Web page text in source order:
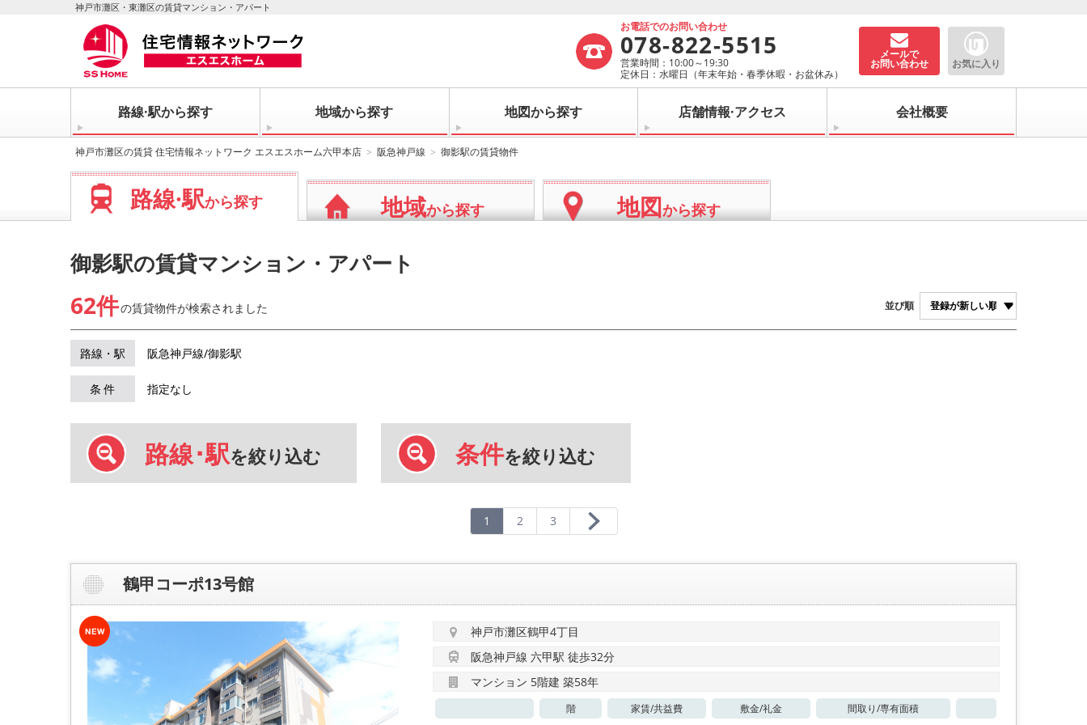
神戸市灘区・東灘区の賃貸マンション・アパート
お電話でのお問い合わせ
078-822-5515
営業時間：10:00～19:30
定休日：水曜日（年末年始・春季休暇・お盆休み）
メールで
お問い合わせ お気に入り
路線·駅から探す 地域から探す 地図から探す 店舗情報·アクセス 会社概要
神戸市灘区の賃貸 住宅情報ネットワーク エスエスホーム六甲本店 阪急神戸線 御影駅の賃貸物件
路線·駅から探す 地域から探す 地図から探す
御影駅の賃貸マンション・アパート
62件の賃貸物件が検索されました 並び順
路線・駅 阪急神戸線/御影駅
条 件 指定なし
路線･駅を絞り込む 条件を絞り込む
1 2 3
鶴甲コーポ13号館
神戸市灘区鶴甲4丁目
阪急神戸線 六甲駅 徒歩32分
マンション 5階建 築58年
階 家賃/共益費 敷金/礼金 間取り/専有面積